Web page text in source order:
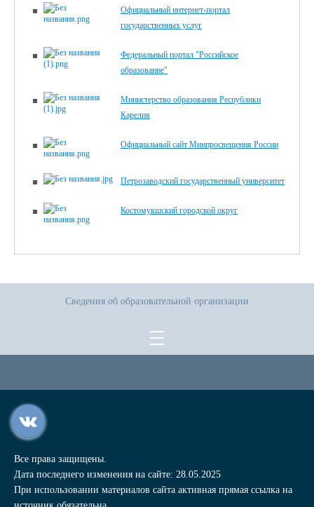
Официальный интернет-портал
государственных услуг
Федеральный портал "Российское
образование"
Министерство образования Республики
Карелия
Официальный сайт Минпросвещения России
Петрозаводский государственный университет
Костомукшский городской округ
Сведения об образовательной организации
Все права защищены.
Дата последнего изменения на сайте: 28.05.2025
При использовании материалов сайта активная прямая ссылка на